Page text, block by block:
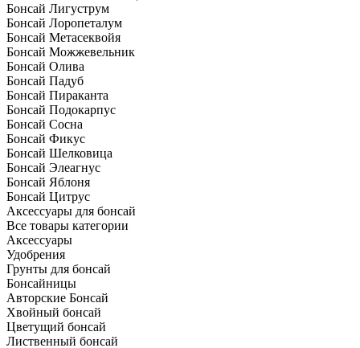
Бонсай Лигуструм
Бонсай Лоропеталум
Бонсай Метасеквойя
Бонсай Можжевельник
Бонсай Олива
Бонсай Падуб
Бонсай Пираканта
Бонсай Подокарпус
Бонсай Сосна
Бонсай Фикус
Бонсай Шелковица
Бонсай Элеагнус
Бонсай Яблоня
Бонсай Цитрус
Аксессуары для бонсай
Все товары категории
Аксессуары
Удобрения
Грунты для бонсай
Бонсайницы
Авторские Бонсай
Хвойный бонсай
Цветущий бонсай
Лиственный бонсай